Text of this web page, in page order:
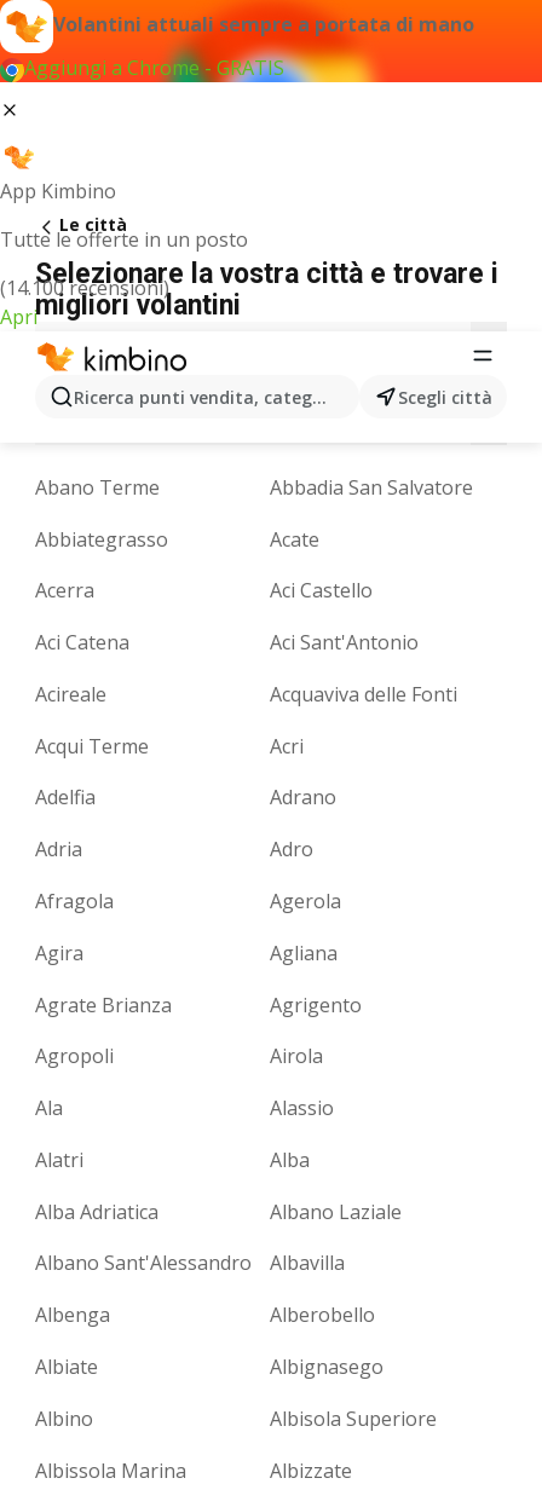
Volantini attuali sempre a portata di mano
Aggiungi a Chrome - GRATIS
App Kimbino
Tutte le offerte in un posto
(14.100 recensioni)
Apri
Ricerca punti vendita, categorie, prodotti...Scegli città
Le città
Selezionare la vostra città e trovare i
migliori volantini
A B C L
N
O P Q R S U V Z
Abano Terme
Abbadia San Salvatore
Abbiategrasso
Acate
Acerra
Aci Castello
Aci Catena
Aci Sant'Antonio
Acireale
Acquaviva delle Fonti
Acqui Terme
Acri
Adelfia
Adrano
Adria
Adro
Afragola
Agerola
Agira
Agliana
Agrate Brianza
Agrigento
Agropoli
Airola
Ala
Alassio
Alatri
Alba
Alba Adriatica
Albano Laziale
Albano Sant'Alessandro
Albavilla
Albenga
Alberobello
Albiate
Albignasego
Albino
Albisola Superiore
Albissola Marina
Albizzate